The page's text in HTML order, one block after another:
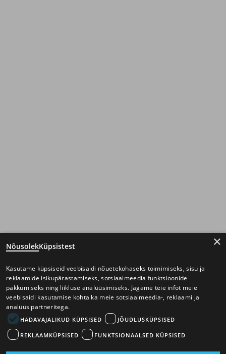
×
NõusolekKüpsistest
Kasutame küpsiseid veebisaidi nõuetekohaseks toimimiseks, sisu ja
reklaamide isikupärastamiseks, sotsiaalmeedia funktsioonide
pakkumiseks ning liikluse analüüsimiseks. Jagame teie infot meie
veebisaidi kasutamise kohta ka meie sotsiaalmeedia-, reklaami ja
analüüsipartneritega.
HÄDAVAJALIKUD KÜPSISED JÕUDLUSKÜPSISED
REKLAAMKÜPSISED FUNKTSIONAALSED KÜPSISED